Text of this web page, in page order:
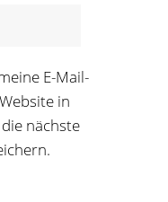
E-Mail-
in
nächste